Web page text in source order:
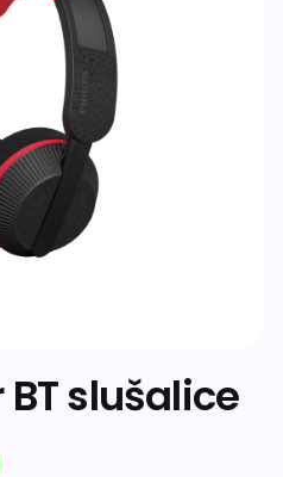
slušalice